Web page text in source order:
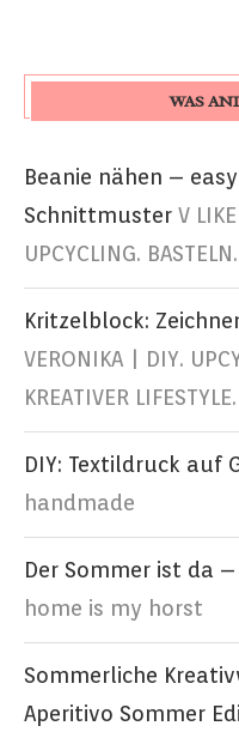
WAS
Beanie nähen –
Schnittmuster V
UPCYCLING.
Kritzelblock:
VERONIKA | DIY.
KREATIVER LIFESTYLE.
DIY: Textildruck auf
handmade
Der Sommer ist da
home is my horst
Sommerliche
Aperitivo Sommer